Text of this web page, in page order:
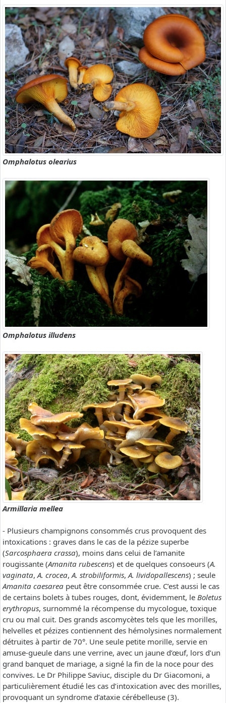
Omphalotus olearius
Omphalotus illudens
Armillaria mellea
- Plusieurs champignons consommés crus provoquent des
intoxications : graves dans le cas de la pézize superbe
(Sarcosphaera crassa), moins dans celui de l’amanite
rougissante (Amanita rubescens) et de quelques consoeurs (A.
vaginata,A. crocea, A. strobiliformis,A. lividopallescens) ; seule
Amanita caesarea peut être consommée crue. C’est aussi le cas
de certains bolets à tubes rouges, dont, évidemment, le Boletus
erythropus, surnommé la récompense du mycologue, toxique
cru ou mal cuit. Des grands ascomycètes tels que les morilles,
helvelles et pézizes contiennent des hémolysines normalement
détruites à partir de 70°. Une seule petite morille, servie en
amuse-gueule dans une verrine, avec un jaune d’œuf, lors d’un
grand banquet de mariage, a signé la fin de la noce pour des
convives. Le Dr Philippe Saviuc, disciple du Dr Giacomoni, a
particulièrement étudié les cas d’intoxication avec des morilles,
provoquant un syndrome d’ataxie cérébelleuse (3).